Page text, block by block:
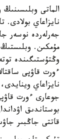
الماتى
نايزاعاي بولادى.
جەرلەردە نوسەر
مۇمكىن.
وڭتۇستىگىندە
ءورت قاۋپى
نايزاعاي
جوعارى ءورت
بوستاندىق
قاتتى جاڭبىر